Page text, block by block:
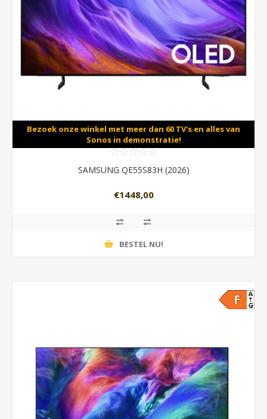
Bezoek onze winkel met meer dan 60 TV's en alles van
Sonos in demonstratie!
SAMSUNG QE55S83H (2026)
€1448,00
BESTEL NU!